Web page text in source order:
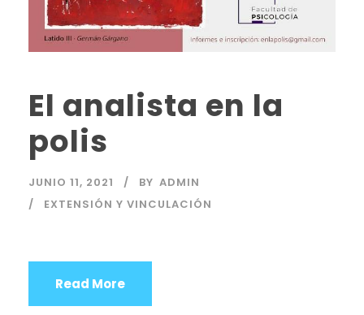
El analista en la
polis
JUNIO 11, 2021 BY ADMIN
EXTENSIÓN Y VINCULACIÓN
Read More